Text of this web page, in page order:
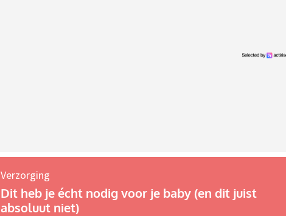
Verzorging
Dit heb je écht nodig voor je baby (en dit juist
absoluut niet)